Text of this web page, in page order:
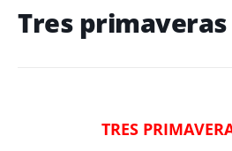
Tres
TRES